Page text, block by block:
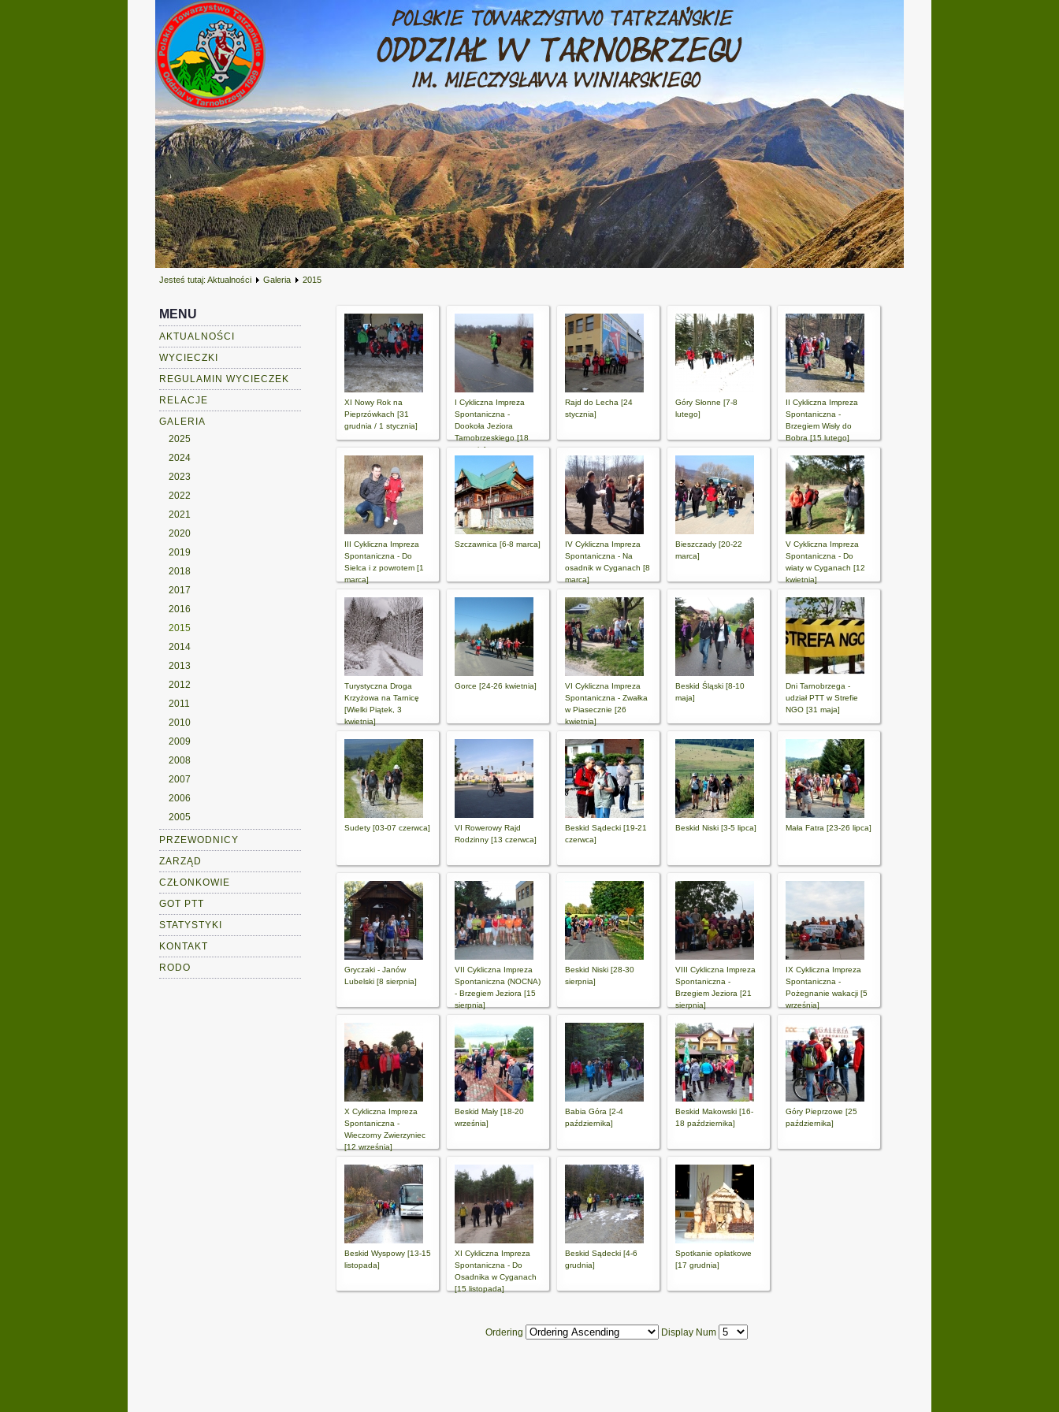
Jesteś tutaj: Aktualności Galeria 2015
MENU
AKTUALNOŚCI
WYCIECZKI
REGULAMIN WYCIECZEK
RELACJE
GALERIA
2025
2024
2023
2022
2021
2020
2019
2018
2017
2016
2015
2014
2013
2012
2011
2010
2009
2008
2007
2006
2005
PRZEWODNICY
ZARZĄD
CZŁONKOWIE
GOT PTT
STATYSTYKI
KONTAKT
RODO
XI Nowy Rok na
Pieprzówkach [31
grudnia / 1 stycznia]
I Cykliczna Impreza
Spontaniczna -
Dookoła Jeziora
Tarnobrzeskiego [18
stycznia]
Rajd do Lecha [24
stycznia]
Góry Słonne [7-8
lutego]
II Cykliczna Impreza
Spontaniczna -
Brzegiem Wisły do
Bobra [15 lutego]
III Cykliczna Impreza
Spontaniczna - Do
Sielca i z powrotem [1
marca]
Szczawnica [6-8 marca]
IV Cykliczna Impreza
Spontaniczna - Na
osadnik w Cyganach [8
marca]
Bieszczady [20-22
marca]
V Cykliczna Impreza
Spontaniczna - Do
wiaty w Cyganach [12
kwietnia]
Turystyczna Droga
Krzyżowa na Tarnicę
[Wielki Piątek, 3
kwietnia]
Gorce [24-26 kwietnia]
VI Cykliczna Impreza
Spontaniczna - Zwałka
w Piasecznie [26
kwietnia]
Beskid Śląski [8-10
maja]
Dni Tarnobrzega -
udział PTT w Strefie
NGO [31 maja]
Sudety [03-07 czerwca]
VI Rowerowy Rajd
Rodzinny [13 czerwca]
Beskid Sądecki [19-21
czerwca]
Beskid Niski [3-5 lipca] Mała Fatra [23-26 lipca]
Gryczaki - Janów
Lubelski [8 sierpnia]
VII Cykliczna Impreza
Spontaniczna (NOCNA)
- Brzegiem Jeziora [15
sierpnia]
Beskid Niski [28-30
sierpnia]
VIII Cykliczna Impreza
Spontaniczna -
Brzegiem Jeziora [21
sierpnia]
IX Cykliczna Impreza
Spontaniczna -
Pożegnanie wakacji [5
września]
X Cykliczna Impreza
Spontaniczna -
Wieczorny Zwierzyniec
[12 września]
Beskid Mały [18-20
września]
Babia Góra [2-4
października]
Beskid Makowski [16-
18 października]
Góry Pieprzowe [25
października]
Beskid Wyspowy [13-15
listopada]
XI Cykliczna Impreza
Spontaniczna - Do
Osadnika w Cyganach
[15 listopada]
Beskid Sądecki [4-6
grudnia]
Spotkanie opłatkowe
[17 grudnia]
Ordering Display Num